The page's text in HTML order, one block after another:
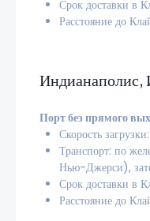
Срок доставки в
Расстояние до
Индианаполис,
Порт без прямого
Скорость
Транспорт: по
Нью-Джерси),
Срок доставки в
Расстояние до